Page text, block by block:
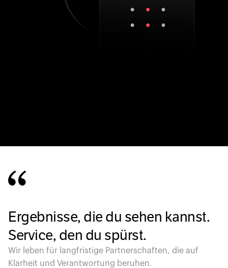
Ergebnisse, die du sehen kannst.
Service, den du spürst.
Wir leben für langfristige Partnerschaften, die auf
Klarheit und Verantwortung beruhen.